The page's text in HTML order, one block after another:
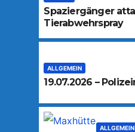
Spaziergänger
Tierabwehrspray
ALLGEMEIN
19.07.2026 –
ALLGEMEIN